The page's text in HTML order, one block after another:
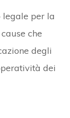
per la
che
degli
dei